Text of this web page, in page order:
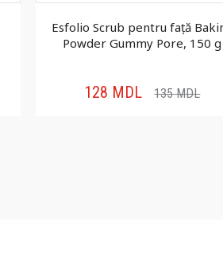
Esfolio Scrub pentru față
Powder Gummy Pore, 150 g
128 MDL 135MDL